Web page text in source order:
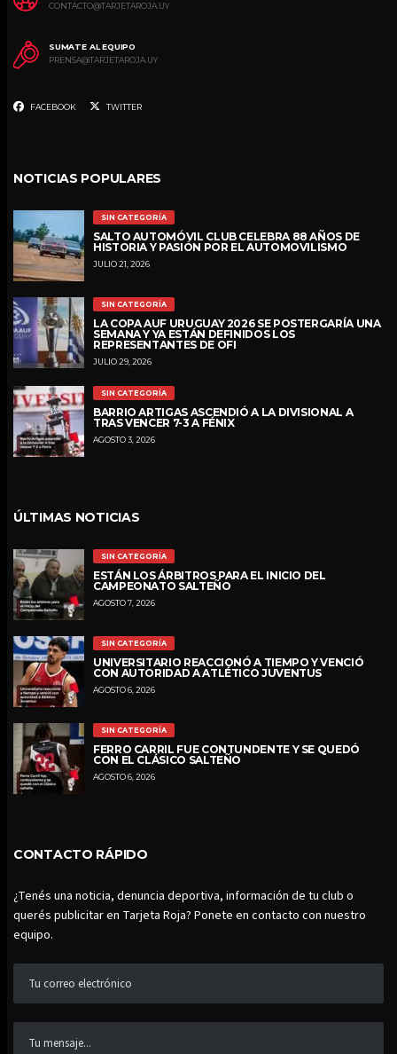
CONTACTO@TARJETAROJA.UY
SUMATE AL EQUIPO
PRENSA@TARJETAROJA.UY
FACEBOOK TWITTER
NOTICIAS POPULARES
SIN CATEGORÍA
SALTO AUTOMÓVIL CLUB CELEBRA 88 AÑOS DE
HISTORIA Y PASIÓN POR EL AUTOMOVILISMO
JULIO 21, 2026
SIN CATEGORÍA
LA COPA AUF URUGUAY 2026 SE POSTERGARÍA UNA
SEMANA Y YA ESTÁN DEFINIDOS LOS
REPRESENTANTES DE OFI
JULIO 29, 2026
SIN CATEGORÍA
BARRIO ARTIGAS ASCENDIÓ A LA DIVISIONAL A
TRAS VENCER 7-3 A FÉNIX
AGOSTO 3, 2026
ÚLTIMAS NOTICIAS
SIN CATEGORÍA
ESTÁN LOS ÁRBITROS PARA EL INICIO DEL
CAMPEONATO SALTEÑO
AGOSTO 7, 2026
SIN CATEGORÍA
UNIVERSITARIO REACCIONÓ A TIEMPO Y VENCIÓ
CON AUTORIDAD A ATLÉTICO JUVENTUS
AGOSTO 6, 2026
SIN CATEGORÍA
FERRO CARRIL FUE CONTUNDENTE Y SE QUEDÓ
CON EL CLÁSICO SALTEÑO
AGOSTO 6, 2026
CONTACTO RÁPIDO
¿Tenés una noticia, denuncia deportiva, información de tu club o
querés publicitar en Tarjeta Roja? Ponete en contacto con nuestro
equipo.